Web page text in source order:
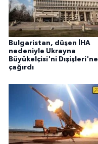
Bulgaristan, düşen İHA
nedeniyle Ukrayna
Büyükelçisi'ni Dışişleri'ne
çağırdı